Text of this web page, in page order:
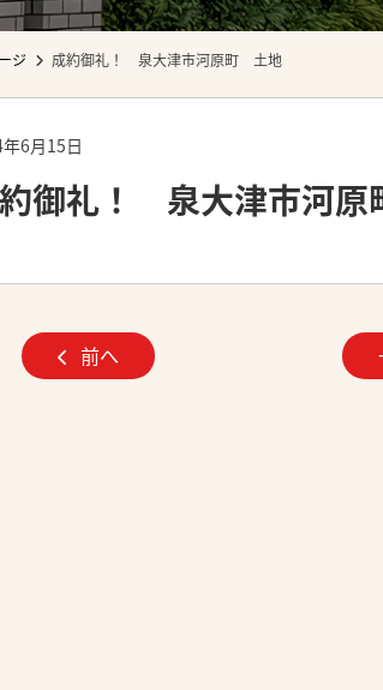
ジ 成約御礼！ 泉大津市河原町 土地
6月15日
御礼！ 泉大津市河
前へ